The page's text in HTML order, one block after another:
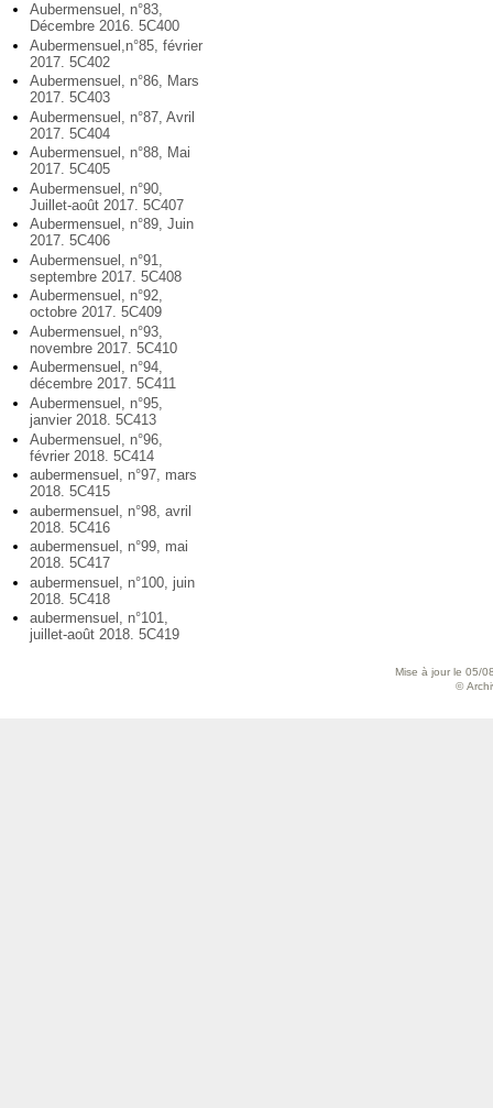
Aubermensuel, n°83,
Décembre 2016. 5C400
Aubermensuel,n°85, février
2017. 5C402
Aubermensuel, n°86, Mars
2017. 5C403
Aubermensuel, n°87, Avril
2017. 5C404
Aubermensuel, n°88, Mai
2017. 5C405
Aubermensuel, n°90,
Juillet-août 2017. 5C407
Aubermensuel, n°89, Juin
2017. 5C406
Aubermensuel, n°91,
septembre 2017. 5C408
Aubermensuel, n°92,
octobre 2017. 5C409
Aubermensuel, n°93,
novembre 2017. 5C410
Aubermensuel, n°94,
décembre 2017. 5C411
Aubermensuel, n°95,
janvier 2018. 5C413
Aubermensuel, n°96,
février 2018. 5C414
aubermensuel, n°97, mars
2018. 5C415
aubermensuel, n°98, avril
2018. 5C416
aubermensuel, n°99, mai
2018. 5C417
aubermensuel, n°100, juin
2018. 5C418
aubermensuel, n°101,
juillet-août 2018. 5C419
Mise à jour le 05/
©